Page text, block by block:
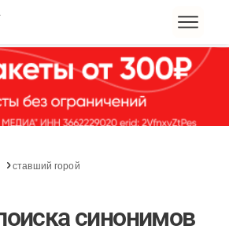
ставший горой
синонимов